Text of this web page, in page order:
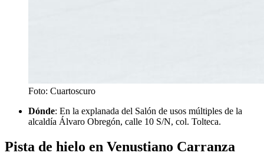
Foto: Cuartoscuro
Dónde: En la explanada del Salón de usos múltiples de la
alcaldía Álvaro Obregón, calle 10 S/N, col. Tolteca.
Pista de hielo en Venustiano Carranza